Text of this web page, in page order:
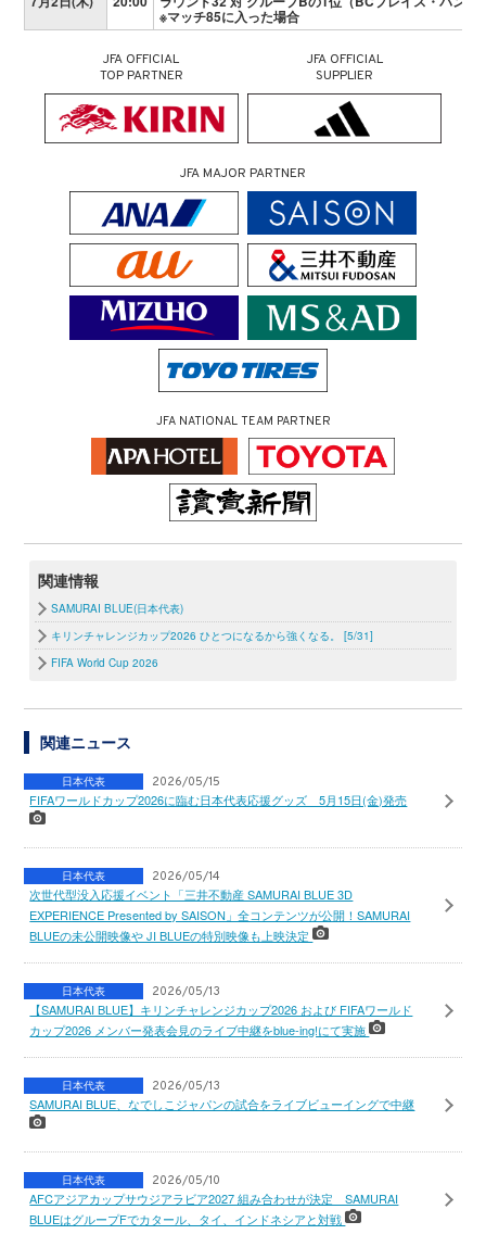
※マッチ85に入った場合
JFA OFFICIAL
TOP PARTNER
JFA OFFICIAL
SUPPLIER
JFA MAJOR PARTNER
JFA NATIONAL TEAM PARTNER
関連情報
SAMURAI BLUE(日本代表)
キリンチャレンジカップ2026 ひとつになるから強くなる。 [5/31]
FIFA World Cup 2026
関連ニュース
日本代表 2026/05/15
FIFAワールドカップ2026に臨む日本代表応援グッズ 5月15日(金)発売
日本代表 2026/05/14
次世代型没入応援イベント「三井不動産 SAMURAI BLUE 3D
EXPERIENCE Presented by SAISON」全コンテンツが公開！SAMURAI
BLUEの未公開映像や JI BLUEの特別映像も上映決定
日本代表 2026/05/13
【SAMURAI BLUE】キリンチャレンジカップ2026 および FIFAワールド
カップ2026 メンバー発表会見のライブ中継をblue-ing!にて実施
日本代表 2026/05/13
SAMURAI BLUE、なでしこジャパンの試合をライブビューイングで中継
日本代表 2026/05/10
AFCアジアカップサウジアラビア2027 組み合わせが決定 SAMURAI
BLUEはグループFでカタール、タイ、インドネシアと対戦